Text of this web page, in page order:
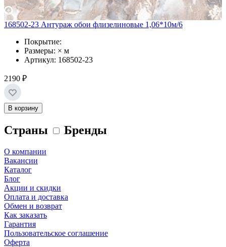
168502-23 Антураж обои флизелиновые 1,06*10м/6
Покрытие:
Размеры: × м
Артикул: 168502-23
2190 ₽
В корзину
Страны Бренды
О компании
Вакансии
Каталог
Блог
Акции и скидки
Оплата и доставка
Обмен и возврат
Как заказать
Гарантия
Пользовательское соглашение
Оферта